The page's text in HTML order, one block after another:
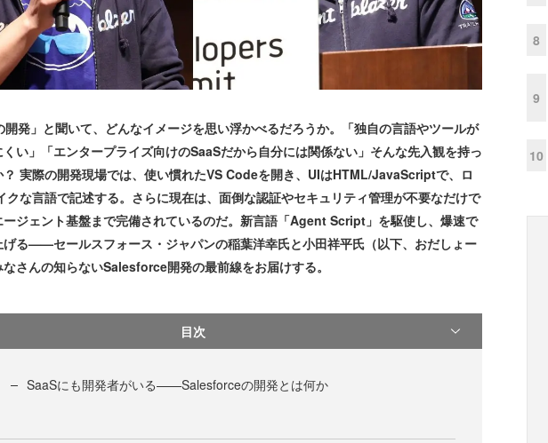
発」と聞いて、どんなイメージを思い浮かべるだろうか。「独自の言語やツールが
い」「エンタープライズ向けのSaaSだから自分には関係ない」そんな先入観を持っ
実際の開発現場では、使い慣れたVS Codeを開き、UIはHTML/JavaScriptで、ロ
クな言語で記述する。さらに現在は、面倒な認証やセキュリティ管理が不要なだけで
ジェント基盤まで完備されているのだ。新言語「Agent Script」を駆使し、爆速で
る——セールスフォース・ジャパンの稲葉洋幸氏と小田祥平氏（以下、おだしょー
さんの知らないSalesforce開発の最前線をお届けする。
目次
SaaSにも開発者がいる——Salesforceの開発とは何か
8
9
10